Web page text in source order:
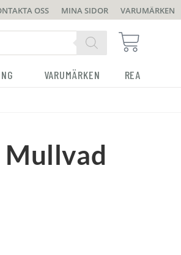
OSS MINA SIDOR VARUMÄRKEN
VARUMÄRKEN REA